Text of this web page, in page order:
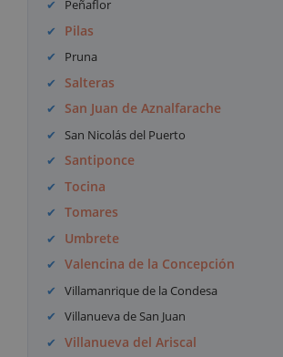
Peñaflor
Pilas
Pruna
Salteras
San Juan de Aznalfarache
San Nicolás del Puerto
Santiponce
Tocina
Tomares
Umbrete
Valencina de la Concepción
Villamanrique de la Condesa
Villanueva de San Juan
Villanueva del Ariscal